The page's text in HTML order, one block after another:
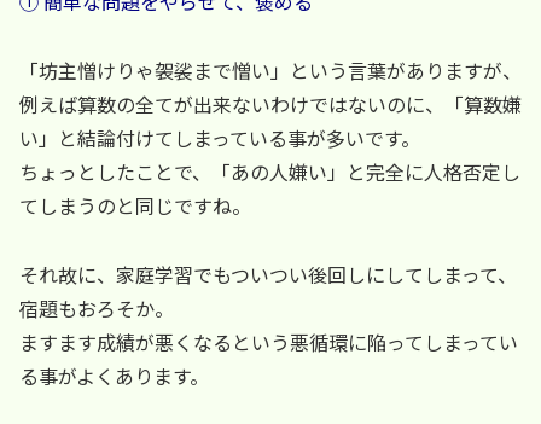
「坊主憎けりゃ袈裟まで憎い」という言葉がありますが、
例えば算数の全てが出来ないわけではないのに、「算数嫌
い」と結論付けてしまっている事が多いです。
ちょっとしたことで、「あの人嫌い」と完全に人格否定し
てしまうのと同じですね。
それ故に、家庭学習でもついつい後回しにしてしまって、
宿題もおろそか。
ますます成績が悪くなるという悪循環に陥ってしまってい
る事がよくあります。